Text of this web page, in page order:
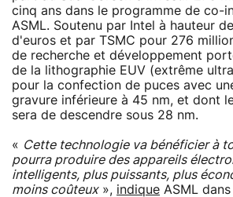
cinq ans dans le programme de co-
ASML. Soutenu par Intel à hauteur
d'euros et par TSMC pour 276
de recherche et développement
de la lithographie EUV (extrême
pour la confection de puces avec
gravure inférieure à 45 nm, et dont
sera de descendre sous 28 nm.
« Cette technologie va bénéficier à
pourra produire des appareils
intelligents, plus puissants, plus
moins coûteux», indique ASML